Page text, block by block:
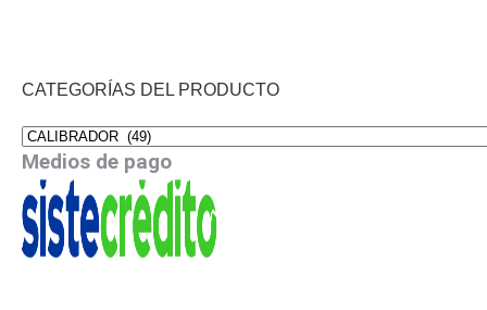
CATEGORÍAS DEL PRODUCTO
Medios de pago